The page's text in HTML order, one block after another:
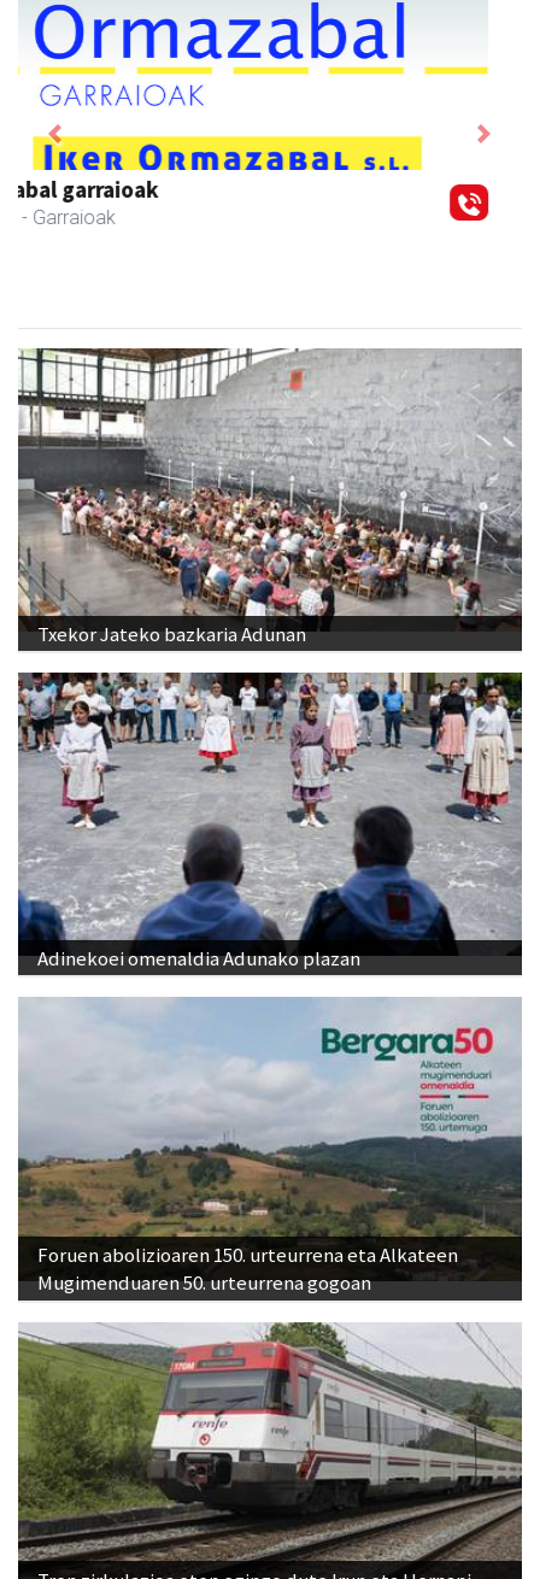
Txortu mekanizaketa eta muntaketa
Asteasu - Mekanizatuak
Previous Next
Txekor Jateko bazkaria Adunan
Adinekoei omenaldia Adunako plazan
Foruen abolizioaren 150. urteurrena eta Alkateen
Mugimenduaren 50. urteurrena gogoan